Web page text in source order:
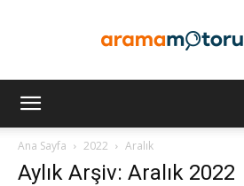
Ana Sayfa 2022 Aralık
Aylık Arşiv: Aralık 2022